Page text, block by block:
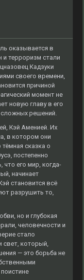
оказывается в
и терроризм стали
Кадзуки
своего времени,
причиной
момент не
новую главу в его
решений.
Кэй Аменией. Их
в котором они
сказка о
постепенно
что его мир, когда-
начинает
становится всё
разрушить то,
но и глубокая
человечности и
стало
свет, который,
— это борьба не